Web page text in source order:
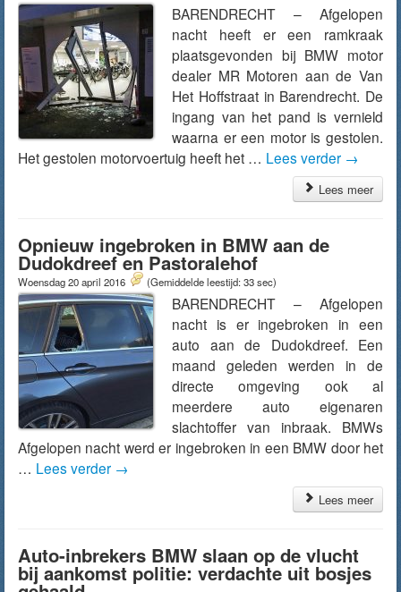
BARENDRECHT – Afgelopen
nacht heeft er een ramkraak
plaatsgevonden bij BMW motor
dealer MR Motoren aan de Van
Het Hoffstraat in Barendrecht. De
ingang van het pand is vernield
waarna er een motor is gestolen.
Het gestolen motorvoertuig heeft het … Lees verder →
Lees meer
Opnieuw ingebroken in BMW aan de
Dudokdreef en Pastoralehof
Woensdag 20 april 2016 (Gemiddelde leestijd: 33 sec)
BARENDRECHT – Afgelopen
nacht is er ingebroken in een
auto aan de Dudokdreef. Een
maand geleden werden in de
directe omgeving ook al
meerdere auto eigenaren
slachtoffer van inbraak. BMWs
Afgelopen nacht werd er ingebroken in een BMW door het
… Lees verder →
Lees meer
Auto-inbrekers BMW slaan op de vlucht
bij aankomst politie: verdachte uit bosjes